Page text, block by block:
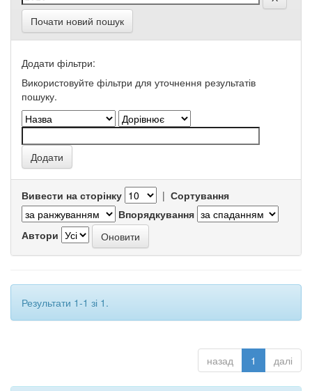
Почати новий пошук
Додати фільтри:
Використовуйте фільтри для уточнення результатів
пошуку.
Вивести на сторінку | Сортування
Впорядкування
Автори
Результати 1-1 зі 1.
назад 1 далі